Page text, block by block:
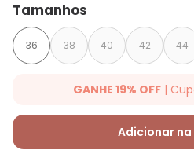
Tamanhos
36 38 40 42 44
GANHE 19% OFF |
Ganhe 19% OFF Extra em qualquer
QUINTESS19. Válido para toda loja
Adicionar